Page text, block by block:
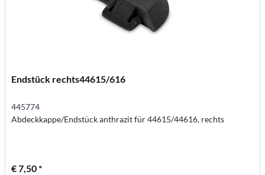
Endstück rechts44615/616
445774
Abdeckkappe/Endstück anthrazit für 44615/44616, rechts
€ 7,50 *